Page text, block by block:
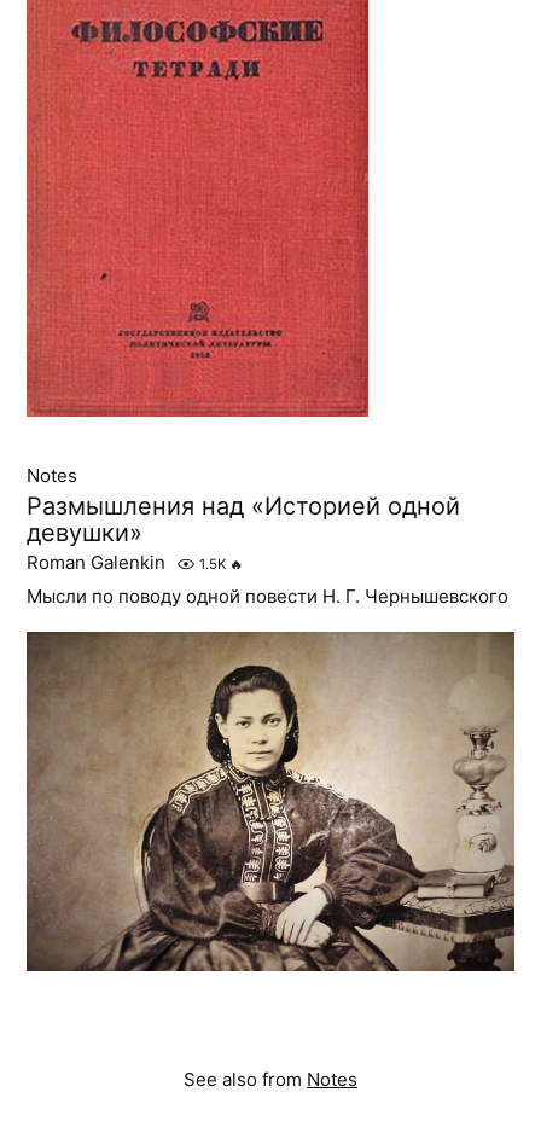
Notes
Размышления над «Историей одной
девушки»
Roman Galenkin 1.5K 🔥
Мысли по поводу одной повести Н. Г. Чернышевского
See also from Notes